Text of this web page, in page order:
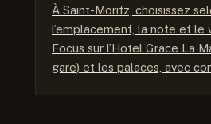
À Saint-Moritz, choisissez
l’emplacement, la note et le
Focus sur l’Hotel Grace La
gare) et les palaces, avec